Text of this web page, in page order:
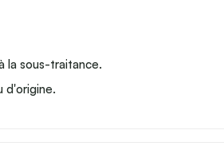
la sous-traitance.
d'origine.